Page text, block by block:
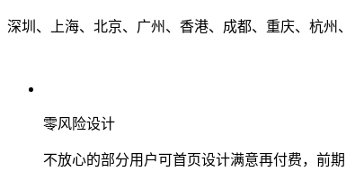
深圳、上海、北京、广州、香港、成都、重庆、杭
零风险设计
不放心的部分用户可首页设计满意再付费，前